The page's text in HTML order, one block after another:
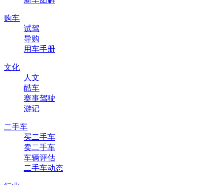
购车
试驾
导购
用车手册
文化
人文
酷车
赛事驾驶
游记
二手车
买二手车
卖二手车
车辆评估
二手车动态